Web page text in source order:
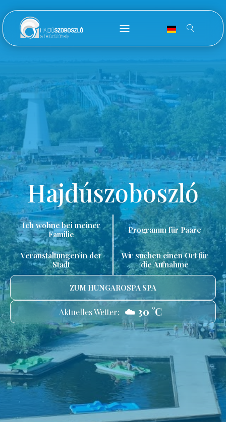
Hajdúszoboszló
Ich wohne bei meiner
Familie
Programm für Paare
Veranstaltungen in der
Stadt
Wir suchen einen Ort für
die Aufnahme
ZUM HUNGAROSPA SPA
Aktuelles Wetter: ☁️ 30 °C